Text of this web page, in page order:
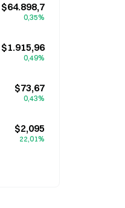
$64.898,7
0,35%
$1.915,96
0,49%
$73,67
0,43%
$2,095
22,01%